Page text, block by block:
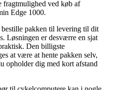
fragtmulighed ved køb af
Edge 1000.
pakken til levering til dit
Løsningen er desværre en sjat
Den billigste
at være at hente pakken selv,
opholder dig med kort afstand